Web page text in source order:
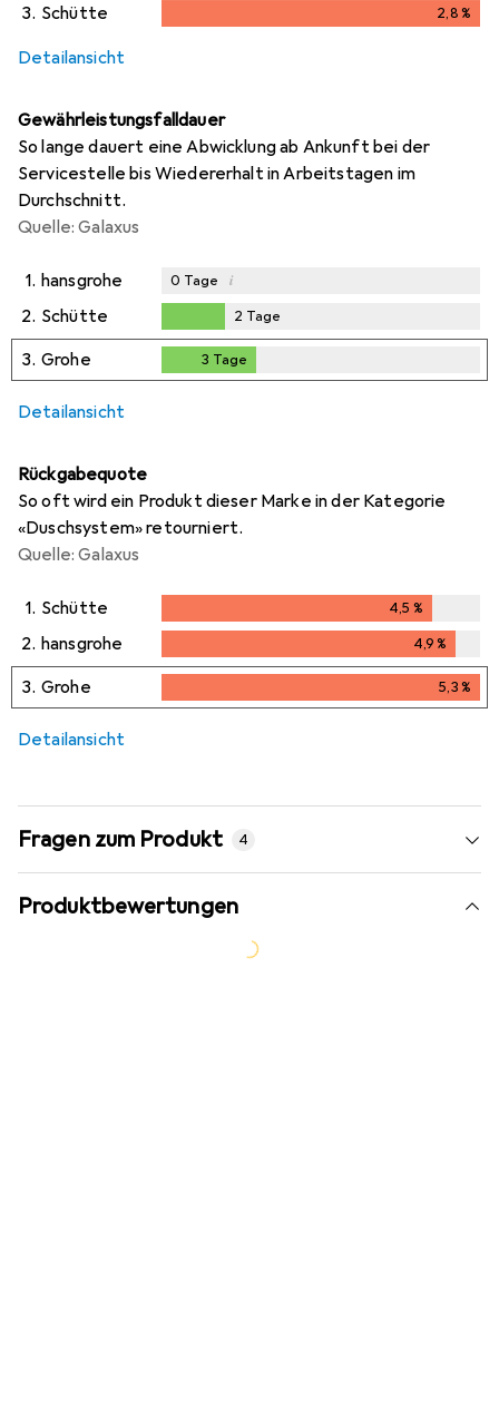
3. Schütte 2,8%
Detailansicht
Gewährleistungsfalldauer
So lange dauert eine Abwicklung ab Ankunft bei der
Servicestelle bis Wiedererhalt in Arbeitstagen im
Durchschnitt.
Quelle: Galaxus
1. hansgrohe 0 Tage i
2. Schütte
2Tage
2 Tage
3. Grohe 3 Tage
Detailansicht
Rückgabequote
So oft wird ein Produkt dieser Marke in der Kategorie
«Duschsystem» retourniert.
Quelle: Galaxus
1. Schütte 4,5 %
4,5%
2. hansgrohe 4,9%
4,9%
3. Grohe 5,3%
5,3%
Detailansicht
Fragen zum Produkt 4
Produktbewertungen